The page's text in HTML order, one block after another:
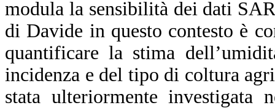
modula la sensibilità dei dati
di Davide in questo contesto è
quantificare la stima
incidenza e del tipo di coltura
stata ulteriormente investigata